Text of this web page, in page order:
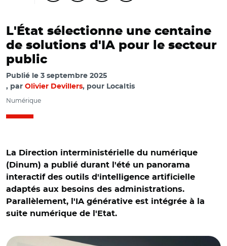
L'État sélectionne une centaine
de solutions d'IA pour le secteur
public
Publié le 3 septembre 2025
par Olivier Devillers, pour Localtis
Numérique
La Direction interministérielle du numérique
(Dinum) a publié durant l'été un panorama
interactif des outils d'intelligence artificielle
adaptés aux besoins des administrations.
Parallèlement, l'IA générative est intégrée à la
suite numérique de l'Etat.